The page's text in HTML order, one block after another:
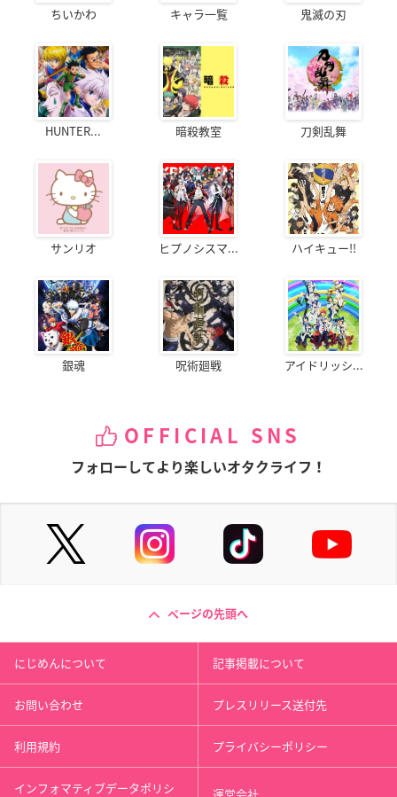
ちいかわ キャラ一覧 鬼滅の刃
HUNTER... 暗殺教室 刀剣乱舞
サンリオ ヒプノシスマ... ハイキュー!!
銀魂 呪術廻戦 アイドリッシ...
OFFICIAL SNS
フォローしてより楽しいオタクライフ！
ページの先頭へ
にじめんについて 記事掲載について
お問い合わせ プレスリリース送付先
利用規約 プライバシーポリシー
インフォマティブデータポリシ